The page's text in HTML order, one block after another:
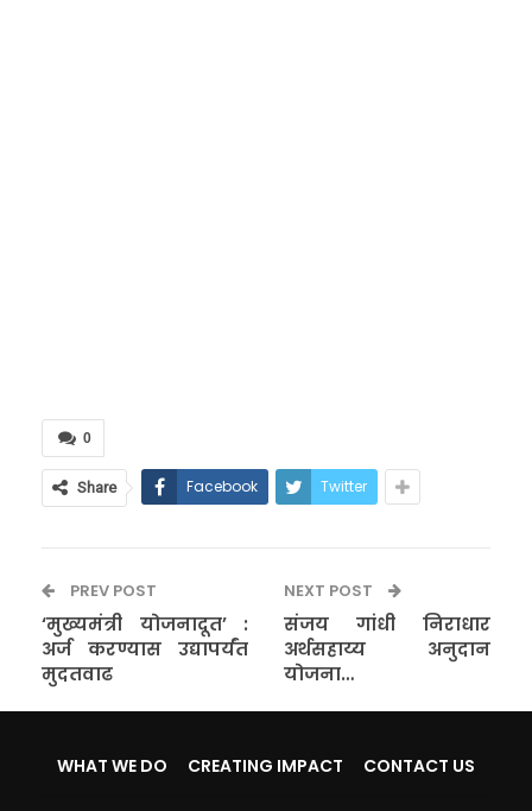
0
Share Facebook Twitter
PREV POST
‘मुख्यमंत्री योजनादूत’ :
अर्ज करण्यास उद्यापर्यंत
मुदतवाढ
NEXT POST
संजय गांधी निराधार
अर्थसहाय्य अनुदान
योजना…
WHAT WE DO CREATING IMPACT CONTACT US